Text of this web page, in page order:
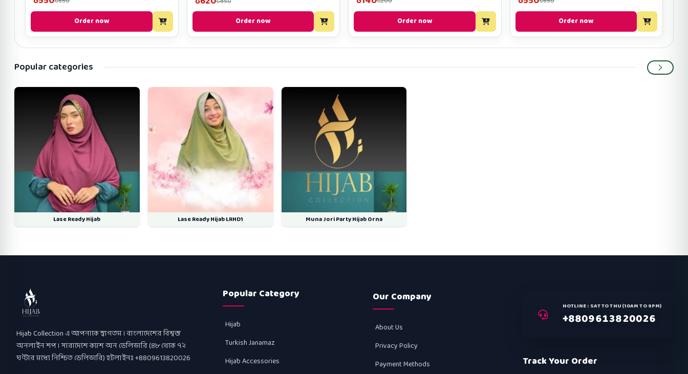
Order now Order now Order now Order now
Popular categories
Lase Ready Hijab Lase Ready Hijab LRHD1 Muna Jori Party Hijab Orna
Hijab Collection
Hijab Collection এ আপনাকে স্বাগতম । বাংলাদেশের বিশ্বস্ত
অনলাইন শপ । সারাদেশে ক্যাশ অন ডেলিভারি (৪৮ থেকে ৭২
ঘণ্টার মধ্যে নিশ্চিত ডেলিভারি) হটলাইনঃ +8809613820026
Popular Category
Hijab
Turkish Janamaz
Hijab Accessories
Our Company
About Us
Privacy Policy
Payment Methods
HOTLINE : SAT TO THU (10AM TO 9PM)
+8809613820026
Track Your Order